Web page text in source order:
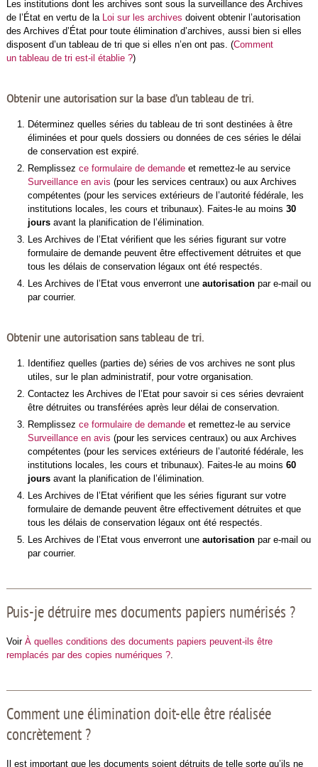
Les institutions dont les archives sont sous la surveillance des Archives
de l’État en vertu de la Loi sur les archives doivent obtenir l’autorisation
des Archives d’État pour toute élimination d’archives, aussi bien si elles
disposent d’un tableau de tri que si elles n’en ont pas. (Comment
un tableau de tri est-il établie ?)
Obtenir une autorisation sur la base d’un tableau de tri.
Déterminez quelles séries du tableau de tri sont destinées à être
éliminées et pour quels dossiers ou données de ces séries le délai
de conservation est expiré.
Remplissez ce formulaire de demandeet remettez-le au service
Surveillance en avis (pour les services centraux) ou aux Archives
compétentes (pour les services extérieurs de l’autorité fédérale, les
institutions locales, les cours et tribunaux). Faites-le au moins 30
joursavant la planification de l’élimination.
Les Archives de l’Etat vérifient que les séries figurant sur votre
formulaire de demande peuvent être effectivement détruites et que
tous les délais de conservation légaux ont été respectés.
Les Archives de l’Etat vous enverront uneautorisationpar e-mail ou
par courrier.
Obtenir une autorisation sans tableau de tri.
Identifiez quelles (parties de) séries de vos archives ne sont plus
utiles, sur le plan administratif, pour votre organisation.
Contactez les Archives de l’Etat pour savoir si ces séries devraient
être détruites ou transférées après leur délai de conservation.
Remplissez ce formulaire de demandeet remettez-le au service
Surveillance en avis (pour les services centraux) ou aux Archives
compétentes (pour les services extérieurs de l’autorité fédérale, les
institutions locales, les cours et tribunaux). Faites-le au moins 60
joursavant la planification de l’élimination.
Les Archives de l’Etat vérifient que les séries figurant sur votre
formulaire de demande peuvent être effectivement détruites et que
tous les délais de conservation légaux ont été respectés.
Les Archives de l’Etat vous enverront une autorisationpar e-mail ou
par courrier.
Puis-je détruire mes documents papiers numérisés ?
Voir À quelles conditions des documents papiers peuvent-ils être
remplacés par des copies numériques ?.
Comment une élimination doit-elle être réalisée
concrètement ?
Il est important que les documents soient détruits de telle sorte qu’ils ne